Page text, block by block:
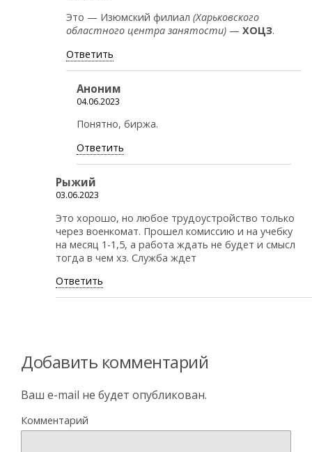
Это — Изюмский филиал (Харьковского
областного центра занятости) — ХОЦЗ.
Ответить
Аноним
04.06.2023
Понятно, биржа.
Ответить
Рыжий
03.06.2023
Это хорошо, но любое трудоустройство только
через военкомат. Прошел комиссию и на учебку
на месяц 1-1,5, а работа ждать не будет и смысл
тогда в чем хз. Служба ждет
Ответить
Добавить комментарий
Ваш e-mail не будет опубликован.
Комментарий